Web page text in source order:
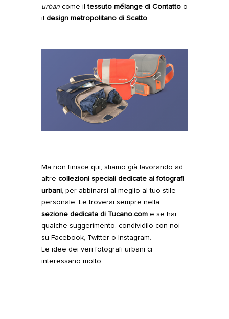
urbancome iltessuto mélange di Contattoo
il design metropolitano di Scatto.
Ma non finisce qui, stiamo già lavorando ad
altre collezioni speciali dedicate ai fotografi
urbani, per abbinarsi al meglio al tuo stile
personale. Le troverai sempre nella
sezione dedicata di Tucano.come se hai
qualche suggerimento, condividilo con noi
su Facebook, Twitter o Instagram.
Le idee dei veri fotografi urbani ci
interessano molto.